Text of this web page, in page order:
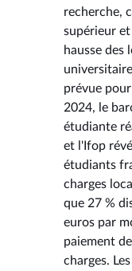
recherche,
supérieur
hausse des
prévue
2024, le
étudiante
et l'Ifop
étudiants
charges
que 27 %
euros par
paiement
charges.